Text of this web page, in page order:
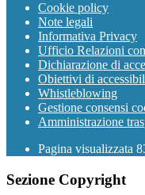
Cookie policy
Note legali
Informativa Privacy
Ufficio Relazioni
Dichiarazione di
Obiettivi di
Whistleblowing
Gestione consensi
Amministrazione
Pagina visualizzata
Sezione Copyright